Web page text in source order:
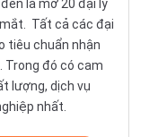
là mở 20 đại lý
Tất cả các đại
tiêu chuẩn nhận
Trong đó có cam
lượng, dịch vụ
nhất.